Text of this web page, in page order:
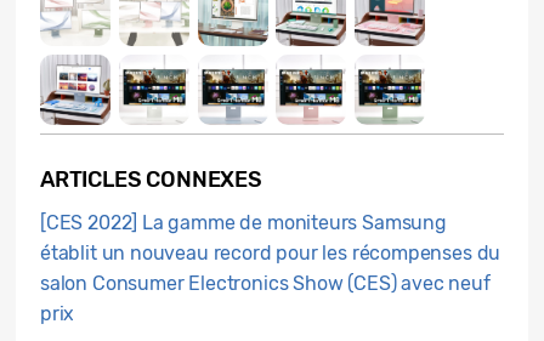
ARTICLES CONNEXES
[CES 2022] La gamme de moniteurs Samsung
établit un nouveau record pour les récompenses du
salon Consumer Electronics Show (CES) avec neuf
prix